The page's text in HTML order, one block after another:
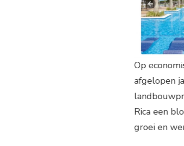
Op
afgelopen
Rica een
groei en